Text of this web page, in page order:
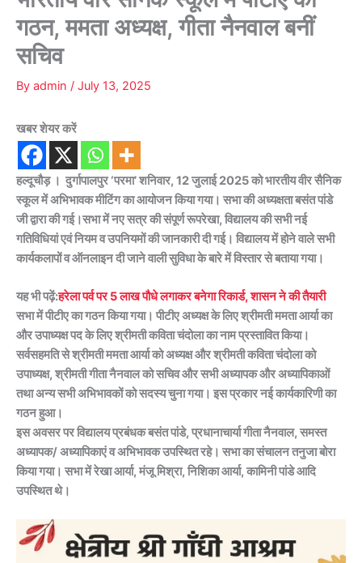
गठन, ममता अध्यक्ष, गीता नैनवाल बनीं
सचिव
By admin / July 13, 2025
खबर शेयर करें
हल्दूचौड़ । दुर्गापालपुर ‘परमा’ शनिवार, 12 जुलाई 2025 को भारतीय वीर सैनिक
स्कूल में अभिभावक मीटिंग का आयोजन किया गया। सभा की अध्यक्षता बसंत पांडे
जी द्वारा की गई।सभा में नए सत्र की संपूर्ण रूपरेखा, विद्यालय की सभी नई
गतिविधियां एवं नियम व उपनियमों की जानकारी दी गई। विद्यालय में होने वाले सभी
कार्यकलापों व ऑनलाइन दी जाने वाली सुविधा के बारे में विस्तार से बताया गया।
यह भी पढ़ें:हरेला पर्व पर 5 लाख पौधे लगाकर बनेगा रिकार्ड, शासन ने की तैयारी
सभा में पीटीए का गठन किया गया। पीटीए अध्यक्ष के लिए श्रीमती ममता आर्या का
और उपाध्यक्ष पद के लिए श्रीमती कविता चंदोला का नाम प्रस्तावित किया।
सर्वसहमति से श्रीमती ममता आर्या को अध्यक्ष और श्रीमती कविता चंदोला को
उपाध्यक्ष, श्रीमती गीता नैनवाल को सचिव और सभी अध्यापक और अध्यापिकाओं
तथा अन्य सभी अभिभावकों को सदस्य चुना गया। इस प्रकार नई कार्यकारिणी का
गठन हुआ।
इस अवसर पर विद्यालय प्रबंधक बसंत पांडे, प्रधानाचार्या गीता नैनवाल, समस्त
अध्यापक/ अध्यापिकाएं व अभिभावक उपस्थित रहे। सभा का संचालन तनुजा बोरा
किया गया। सभा में रेखा आर्या, मंजू मिश्रा, निशिका आर्या, कामिनी पांडे आदि
उपस्थित थे।